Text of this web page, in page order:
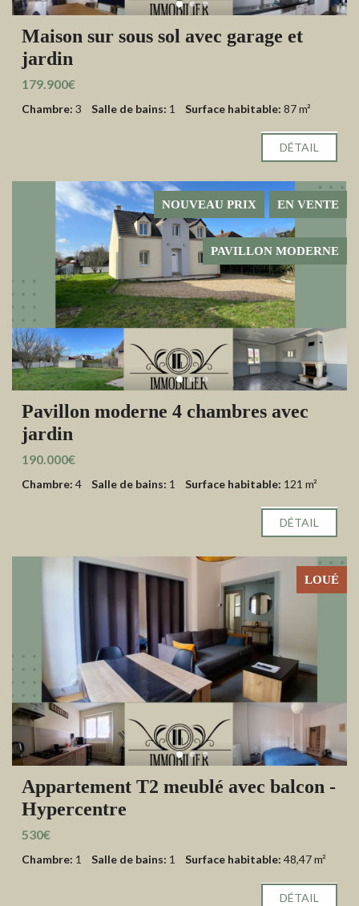
Maison sur sous sol avec garage et
jardin
179.900€
Chambre: 3 Salle de bains: 1 Surface habitable: 87 m²
DÉTAIL
EN VENTE
NOUVEAU PRIX
PAVILLON MODERNE
Pavillon moderne 4 chambres avec
jardin
190.000€
Chambre: 4 Salle de bains: 1 Surface habitable: 121 m²
DÉTAIL
LOUÉ
Appartement T2 meublé avec balcon -
Hypercentre
530€
Chambre: 1 Salle de bains: 1 Surface habitable: 48,47 m²
DÉTAIL